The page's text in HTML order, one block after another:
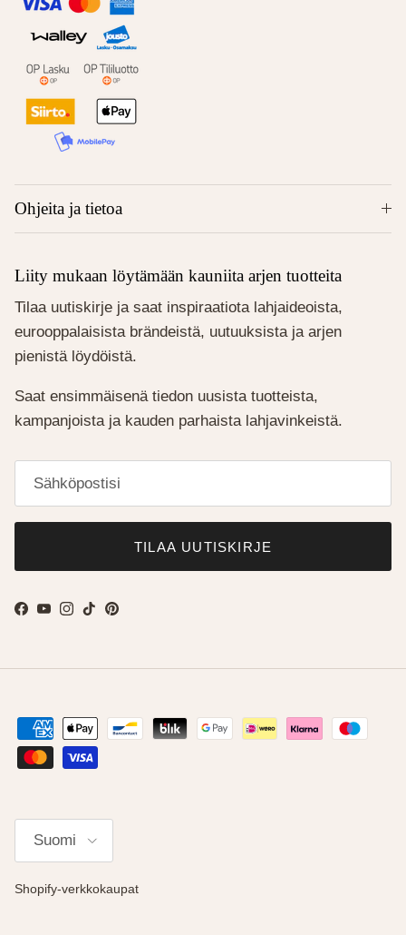
Ohjeita ja tietoa
Liity mukaan löytämään kauniita arjen tuotteita
Tilaa uutiskirje ja saat inspiraatiota lahjaideoista,
eurooppalaisista brändeistä, uutuuksista ja arjen
pienistä löydöistä.
Saat ensimmäisenä tiedon uusista tuotteista,
kampanjoista ja kauden parhaista lahjavinkeistä.
TILAA UUTISKIRJE
Facebook
YouTube
Instagram
TikTokPinterest
Suomi
Shopify-verkkokaupat